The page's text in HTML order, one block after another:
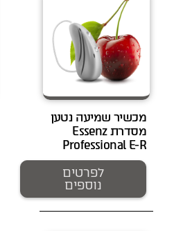
מכשיר שמיעה נטען
מסדרת Essenz
Professional E-R
לפרטים
נוספים